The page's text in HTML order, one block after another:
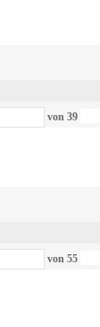
von39
von55